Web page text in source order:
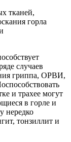
тканей,
горла
случаев
гриппа, ОРВИ,
и трахее могут
в горле и
нередко
тонзиллит и